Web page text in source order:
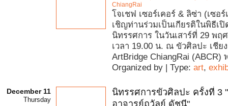
ChiangRai
โจเชฟ เซอร์เคอร์ & ลิซ่า (เซอ
เชิญท่านร่วมเป็นเกียรติในพิธีเปิ
นิทรรศการ ในวันเสาร์ที่ 29 พฤ
เวลา 19.00 น. ณ ขัวศิลปะ เชีย
ArtBridge ChiangRai (ABCR)
Organized by | Type: art,
December 11
Thursday
นิทรรศการขัวศิลปะ ครั้งที่ 3